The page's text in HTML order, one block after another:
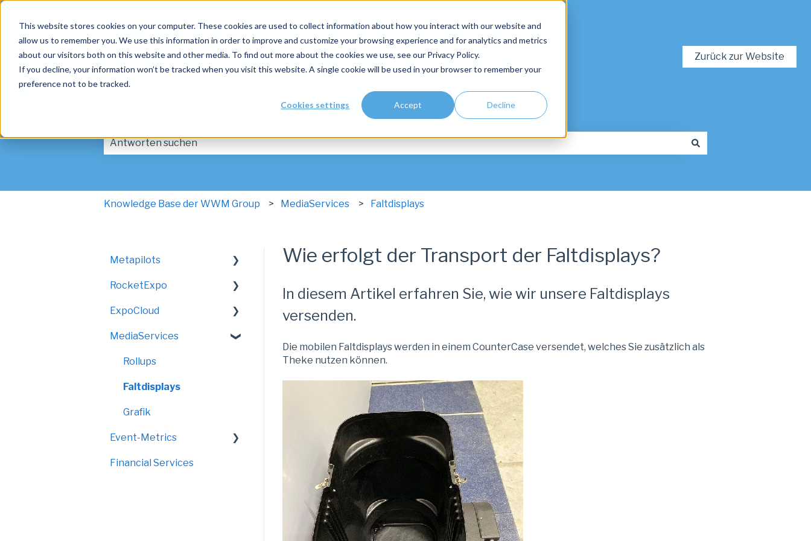
This website stores cookies on your computer. These cookies are used to collect information about how you interact with our website and
allow us to remember you. We use this information in order to improve and customize your browsing experience and for analytics and metrics
about our visitors both on this website and other media. To find out more about the cookies we use, see our Privacy Policy.
If you decline, your information won’t be tracked when you visit this website. A single cookie will be used in your browser to remember your
preference not to be tracked.
Cookies settings Accept Decline
Zurück zur Website
Knowledge Base der WWM Group MediaServices Faltdisplays
Wie erfolgt der Transport der Faltdisplays?
In diesem Artikel erfahren Sie, wie wir unsere Faltdisplays
versenden.
Die mobilen Faltdisplays werden in einem CounterCase versendet, welches Sie zusätzlich als
Theke nutzen können.
Metapilots
VirtualShow
RocketExpo
LED-Messewand
ExpoCloud
FAQ
Bereich "Start"
Bereich "Shop"
Bereich "Vorgänge"
Bereich "Ressourcen"
Bereich "Analytics"
MediaServices
Rollups
Faltdisplays
Grafik
Event-Metrics
FAQ
Financial Services